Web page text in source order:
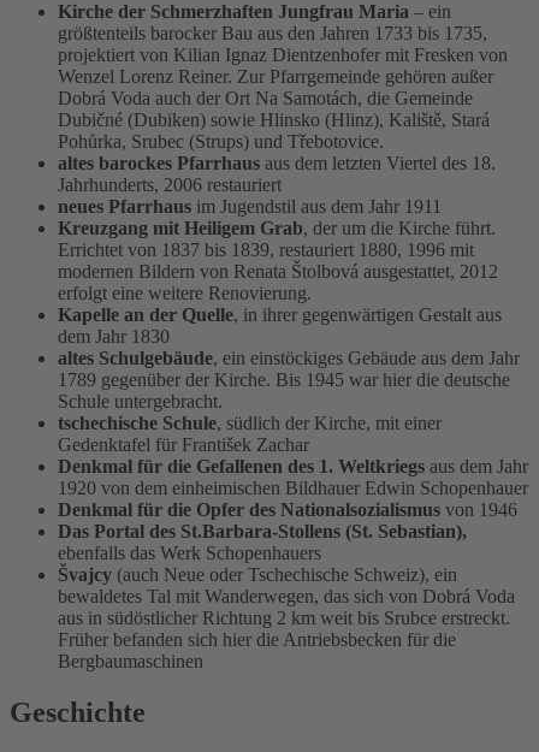
Kirche der Schmerzhaften Jungfrau Maria – ein
größtenteils barocker Bau aus den Jahren 1733 bis 1735,
projektiert von Kilian Ignaz Dientzenhofer mit Fresken von
Wenzel Lorenz Reiner. Zur Pfarrgemeinde gehören außer
Dobrá Voda auch der Ort Na Samotách, die Gemeinde
Dubičné (Dubiken) sowie Hlinsko (Hlinz), Kaliště, Stará
Pohůrka, Srubec (Strups) und Třebotovice.
altes barockes Pfarrhaus aus dem letzten Viertel des 18.
Jahrhunderts, 2006 restauriert
neues Pfarrhaus im Jugendstil aus dem Jahr 1911
Kreuzgang mit Heiligem Grab, der um die Kirche führt.
Errichtet von 1837 bis 1839, restauriert 1880, 1996 mit
modernen Bildern von Renata Štolbová ausgestattet, 2012
erfolgt eine weitere Renovierung.
Kapelle an der Quelle, in ihrer gegenwärtigen Gestalt aus
dem Jahr 1830
altes Schulgebäude, ein einstöckiges Gebäude aus dem Jahr
1789 gegenüber der Kirche. Bis 1945 war hier die deutsche
Schule untergebracht.
tschechische Schule, südlich der Kirche, mit einer
Gedenktafel für František Zachar
Denkmal für die Gefallenen des 1. Weltkriegs aus dem Jahr
1920 von dem einheimischen Bildhauer Edwin Schopenhauer
Denkmal für die Opfer des Nationalsozialismus von 1946
Das Portal des St.Barbara-Stollens (St. Sebastian),
ebenfalls das Werk Schopenhauers
Švajcy (auch Neue oder Tschechische Schweiz), ein
bewaldetes Tal mit Wanderwegen, das sich von Dobrá Voda
aus in südöstlicher Richtung 2 km weit bis Srubce erstreckt.
Früher befanden sich hier die Antriebsbecken für die
Bergbaumaschinen
Geschichte